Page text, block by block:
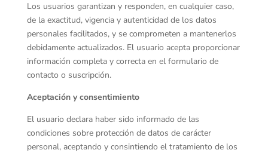
Los usuarios garantizan y responden, en cualquier caso,
de la exactitud, vigencia y autenticidad de los datos
personales facilitados, y se comprometen a mantenerlos
debidamente actualizados. El usuario acepta proporcionar
información completa y correcta en el formulario de
contacto o suscripción.
Aceptación y consentimiento
El usuario declara haber sido informado de las
condiciones sobre protección de datos de carácter
personal, aceptando y consintiendo el tratamiento de los